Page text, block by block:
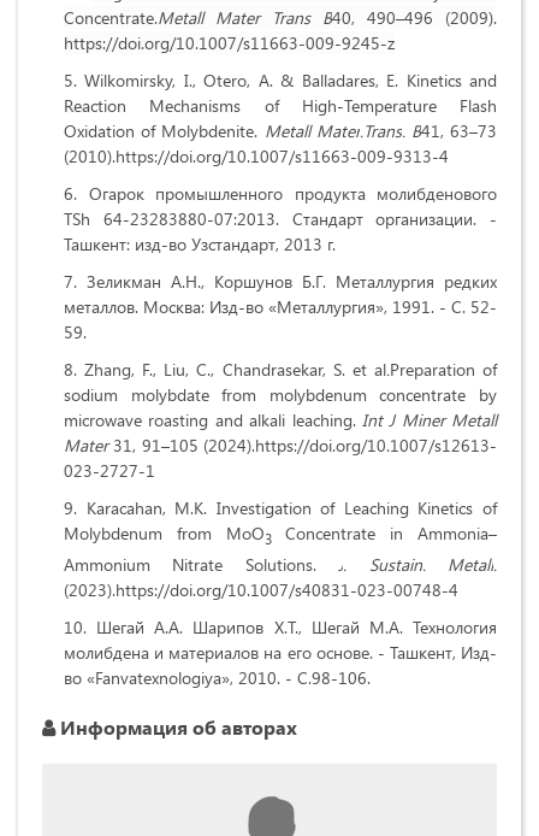
Concentrate.Metall Mater Trans B40, 490–496 (2009).
https://doi.org/10.1007/s11663-009-9245-z
Wilkomirsky, I., Otero, A. & Balladares, E. Kinetics and
Reaction Mechanisms of High-Temperature Flash
Oxidation of Molybdenite. Metall Mater.Trans. B41, 63–73
(2010).https://doi.org/10.1007/s11663-009-9313-4
Огарок промышленного продукта молибденового
TSh 64-23283880-07:2013. Стандарт организации. -
Ташкент: изд-во Узстандарт, 2013 г.
Зеликман А.Н., Коршунов Б.Г. Металлургия редких
металлов. Москва: Изд-во «Металлургия», 1991. - C. 52-
59.
Zhang, F., Liu, C., Chandrasekar, S. et al.Preparation of
sodium molybdate from molybdenum concentrate by
microwave roasting and alkali leaching. Int J Miner Metall
Mater31, 91–105 (2024).https://doi.org/10.1007/s12613-
023-2727-1
Karacahan, M.K. Investigation of Leaching Kinetics of
Molybdenum from MoO3Concentrate in Ammonia–
Ammonium Nitrate Solutions.J. Sustain. Metall.
(2023).https://doi.org/10.1007/s40831-023-00748-4
Шегай А.А. Шарипов Х.Т., Шегай М.А. Технология
молибдена и материалов на его основе. - Ташкент, Изд-
во «Fanvatexnologiya», 2010. - C.98-106.
Информация об авторах